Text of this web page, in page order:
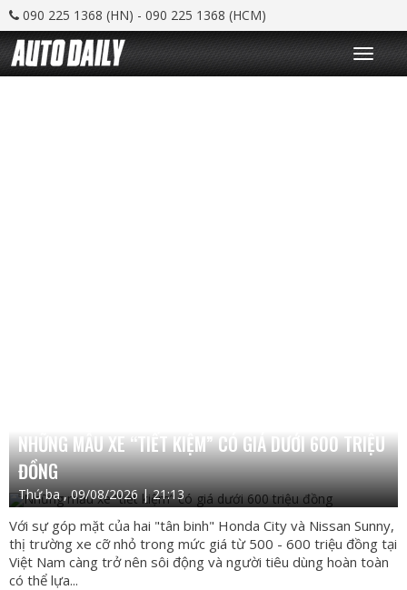
090 225 1368 (HN) - 090 225 1368 (HCM)
T
o
g
NHỮNG MẪU XE “TIẾT KIỆM” CÓ GIÁ DƯỚI 600 TRIỆU
ĐỒNG
Thứ ba , 09/08/2026 | 21:13
Với sự góp mặt của hai "tân binh" Honda City và Nissan Sunny,
thị trường xe cỡ nhỏ trong mức giá từ 500 - 600 triệu đồng tại
Việt Nam càng trở nên sôi động và người tiêu dùng hoàn toàn
có thể lựa...